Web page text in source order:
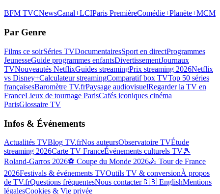
BFM TVCNewsCanal+LCIParis PremièreComédie+Planète+MCM
Par Genre
Films ce soirSéries TVDocumentairesSport en directProgrammes
JeunesseGuide programmes enfantsDivertissementJournaux
TVNouveautés NetflixGuides streamingPrix streaming 2026Netflix
vs Disney+Calculateur streamingComparatif box TVTop 50 séries
françaisesBaromètre TV.frPaysage audiovisuelRegarder la TV en
FranceLieux de tournage ParisCafés iconiques cinéma
ParisGlossaire TV
Infos & Événements
Actualités TVBlog TV.frNos auteursObservatoire TVÉtude
streaming 2026Carte TV FranceÉvénements culturels TV🎾
Roland-Garros 2026⚽ Coupe du Monde 2026🚴 Tour de France
2026Festivals & événements TVOutils TV & conversionÀ propos
de TV.frQuestions fréquentesNous contacter🇬🇧 EnglishMentions
légalesCookies & Vie privée